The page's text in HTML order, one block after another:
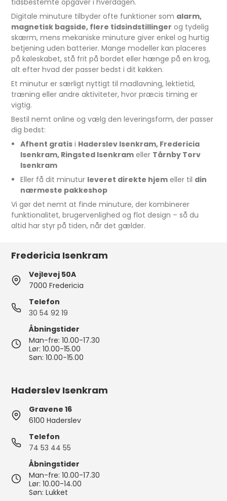
tidsbestemte opgaver i hverdagen.
Digitale minuture tilbyder ofte funktioner som alarm,
magnetisk bagside, flere tidsindstillinger og tydelig
skærm, mens mekaniske minuture giver enkel og hurtig
betjening uden batterier. Mange modeller kan placeres
på køleskabet, stå frit på bordet eller hænge på en krog,
alt efter hvad der passer bedst i dit køkken.
Et minutur er særligt nyttigt til madlavning, lektietid,
træning eller andre aktiviteter, hvor præcis timing er
vigtig.
Bestil nemt online og vælg den leveringsform, der passer
dig bedst:
Afhent gratisi Haderslev Isenkram, Fredericia
Isenkram, Ringsted Isenkrameller Tårnby Torv
Isenkram
Eller få dit minutur leveret direkte hjemeller til din
nærmeste pakkeshop
Vi gør det nemt at finde minuture, der kombinerer
funktionalitet, brugervenlighed og flot design – så du
altid har styr på tiden, når det gælder.
Fredericia Isenkram
Vejlevej 50A
7000 Fredericia
Telefon
30 54 92 19
Åbningstider
Man-fre: 10.00-17.30
Lør: 10.00-15.00
Søn: 10.00-15.00
Haderslev Isenkram
Gravene 16
6100 Haderslev
Telefon
74 53 44 55
Åbningstider
Man-fre: 10.00-17.30
Lør: 10.00-14.00
Søn: Lukket